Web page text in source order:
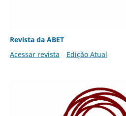
Revista da ABET
Acessar revista
Edição Atual